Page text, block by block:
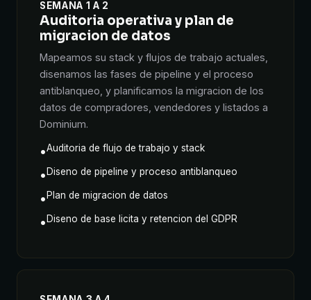
SEMANA 1 A 2
Auditoria operativa y plan de
migracion de datos
Mapeamos su stack y flujos de trabajo actuales,
disenamos las fases de pipeline y el proceso
antiblanqueo, y planificamos la migracion de los
datos de compradores, vendedores y listados a
Dominium.
•Auditoria de flujo de trabajo y stack
• Diseno de pipeline y proceso antiblanqueo
• Plan de migracion de datos
• Diseno de base licita y retencion del GDPR